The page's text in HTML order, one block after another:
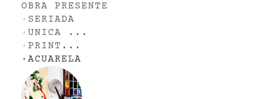
OBRA PRESENTE
· SERIADA
· UNICA ...
· PRINT ...
· ACUARELA